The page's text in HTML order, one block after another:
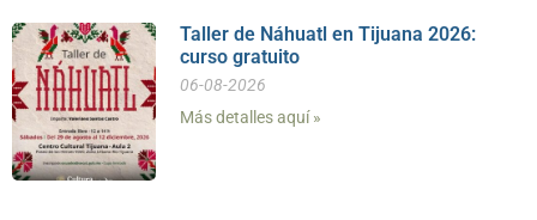
Taller de Náhuatl en Tijuana 2026:
curso gratuito
06-08-2026
Más detalles aquí »